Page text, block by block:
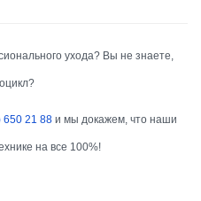
ухода? Вы не знаете,
650 21 88 и мы докажем, что наши
на все 100%!